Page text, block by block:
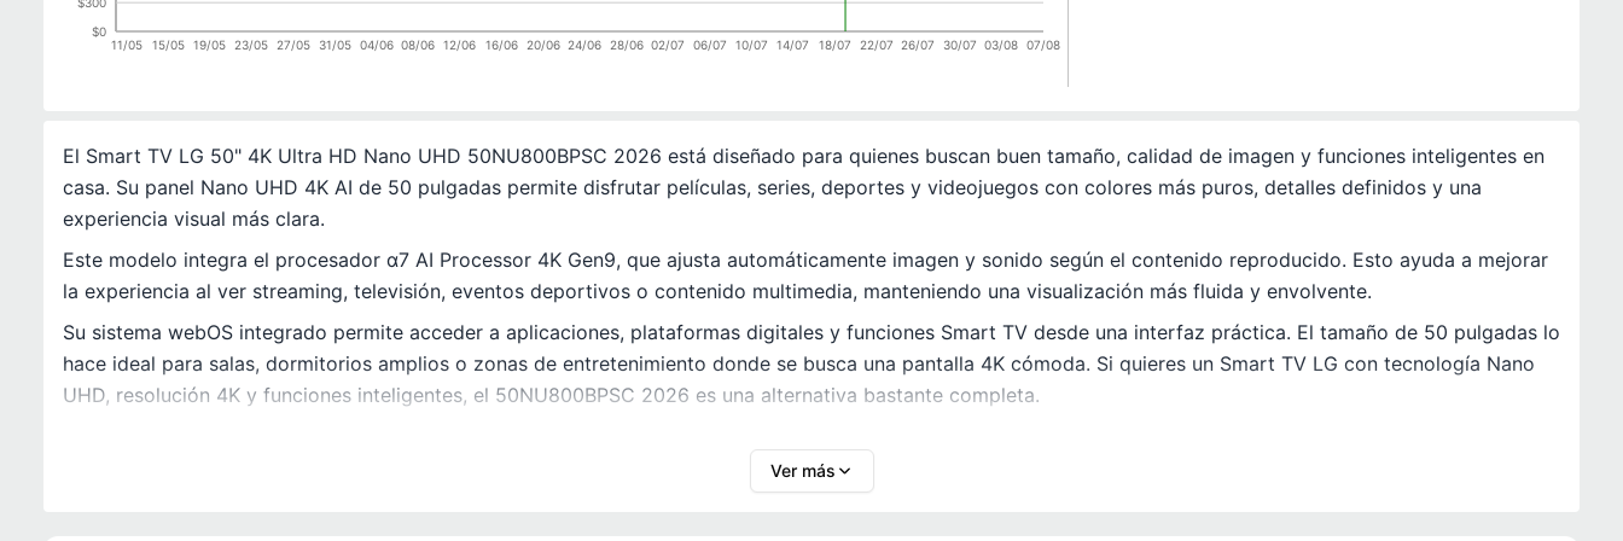
11/05 15/05 19/05 23/05 27/05 31/05 04/06 08/06 12/06 16/06 20/06 24/06 28/06 02/07 06/07 10/07 14/07 18/07 22/07 26/07 30/07 03/08 07/08
$0
El Smart TV LG 50" 4K Ultra HD Nano UHD 50NU800BPSC 2026 está diseñado para quienes buscan buen tamaño, calidad de imagen y funciones inteligentes en
casa. Su panel Nano UHD 4K AI de 50 pulgadas permite disfrutar películas, series, deportes y videojuegos con colores más puros, detalles definidos y una
experiencia visual más clara.
Este modelo integra el procesador α7 AI Processor 4K Gen9, que ajusta automáticamente imagen y sonido según el contenido reproducido. Esto ayuda a mejorar
la experiencia al ver streaming, televisión, eventos deportivos o contenido multimedia, manteniendo una visualización más fluida y envolvente.
Su sistema webOS integrado permite acceder a aplicaciones, plataformas digitales y funciones Smart TV desde una interfaz práctica. El tamaño de 50 pulgadas lo
hace ideal para salas, dormitorios amplios o zonas de entretenimiento donde se busca una pantalla 4K cómoda. Si quieres un Smart TV LG con tecnología Nano
UHD, resolución 4K y funciones inteligentes, el 50NU800BPSC 2026 es una alternativa bastante completa.
Ver más